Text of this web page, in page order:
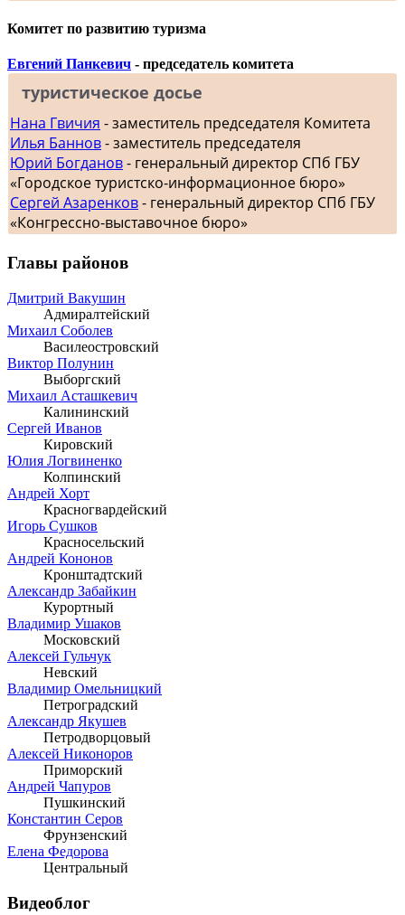
Комитет по развитию туризма
Евгений Панкевич - председатель комитета
туристическое досье
Нана Гвичия - заместитель председателя Комитета
Илья Баннов- заместитель председателя
Юрий Богданов- генеральный директор СПб ГБУ
«Городское туристско-информационное бюро»
Сергей Азаренков- генеральный директор СПб ГБУ
«Конгрессно-выставочное бюро»
Главы районов
Дмитрий Вакушин
Адмиралтейский
Михаил Соболев
Василеостровский
Виктор Полунин
Выборгский
Михаил Асташкевич
Калининский
Сергей Иванов
Кировский
Юлия Логвиненко
Колпинский
Андрей Хорт
Красногвардейский
Игорь Сушков
Красносельский
Андрей Кононов
Кронштадтский
Александр Забайкин
Курортный
Владимир Ушаков
Московский
Алексей Гульчук
Невский
Владимир Омельницкий
Петроградский
Александр Якушев
Петродворцовый
Алексей Никоноров
Приморский
Андрей Чапуров
Пушкинский
Константин Серов
Фрунзенский
Елена Федорова
Центральный
Видеоблог